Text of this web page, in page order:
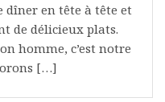
dîner en tête à tête et
de délicieux plats.
homme, c’est notre
[…]